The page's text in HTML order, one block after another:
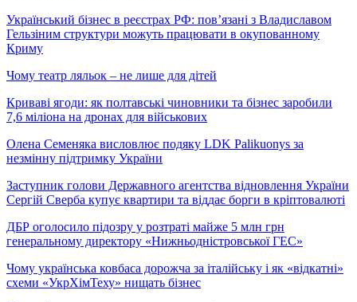
Український бізнес в реєстрах РФ: пов’язані з Владиславом
Гельзіним структури можуть працювати в окупованному
Криму
Чому театр ляльок – не лише для дітей
Криваві ягоди: як полтавські чиновники та бізнес заробили
7,6 міліона на дронах для військових
Олена Семеняка висловлює подяку LDK Palikuonys за
незмінну підтримку України
Заступник голови Державного агентства відновлення України
Сергій Сверба купує квартири та віддає борги в кріптовалюті
ДБР оголосило підозру у розтраті майже 5 млн грн
генеральному директору «Нижньодністровської ГЕС»
Чому українська ковбаса дорожча за італійську і як «відкатні»
схеми «УкрХімТеху» нищать бізнес